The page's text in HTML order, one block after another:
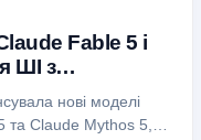
Fable 5 і
ШІ з
нові моделі
та Claude Mythos 5,